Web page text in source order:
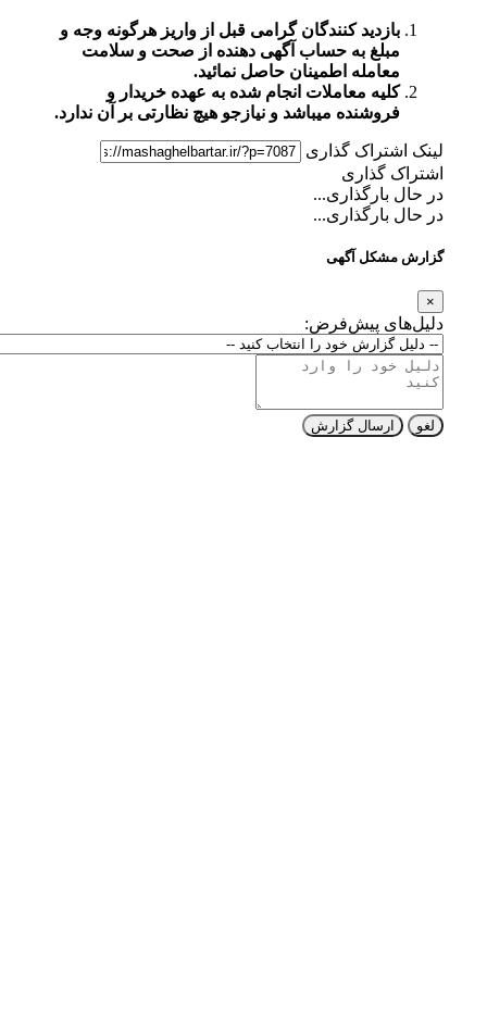
بازدید کنندگان گرامی قبل از واریز هرگونه وجه و
مبلغ به حساب آگهی دهنده از صحت و سلامت
معامله اطمینان حاصل نمائید.
کلیه معاملات انجام شده به عهده خریدار و
فروشنده میباشد و نیازجو هیچ نظارتی بر آن ندارد.
لینک اشتراک گذاری
اشتراک گذاری
در حال بارگذاری...
در حال بارگذاری...
گزارش مشکل آگهی
دلیل‌های پیش‌فرض:
ارسال گزارش